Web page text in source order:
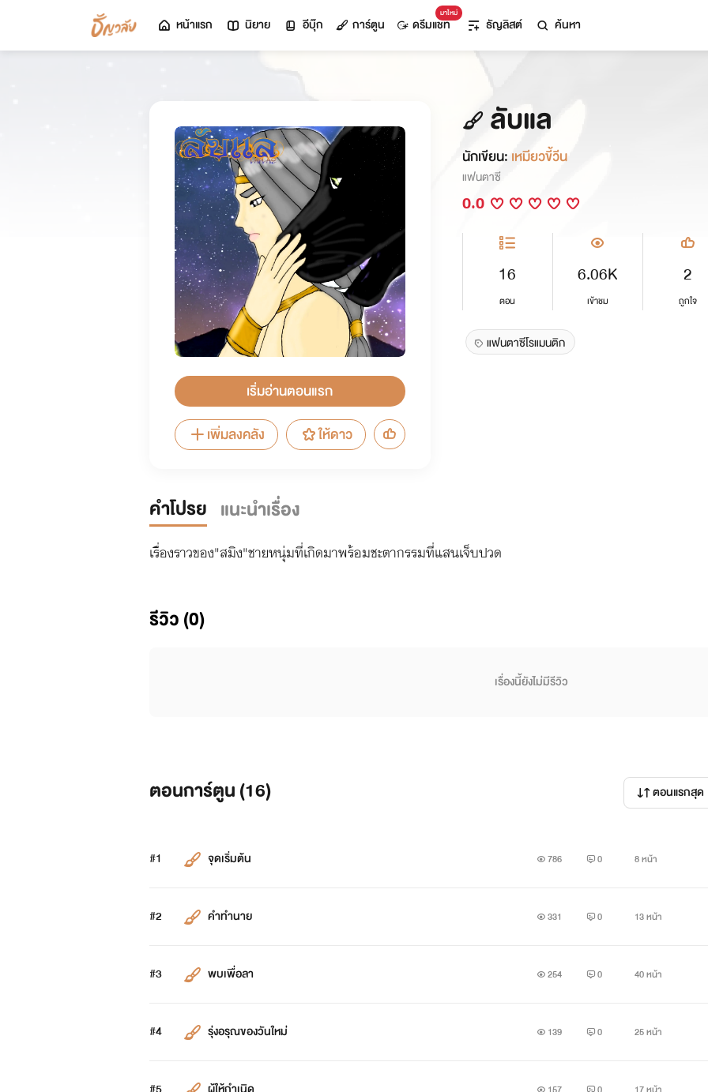
หน้าแรก นิยาย อีบุ๊ก การ์ตูน
มาใหม่
ดรีมแชท ธัญลิสต์ ค้นหา
เริ่มอ่านตอนแรก
เพิ่มลงคลัง
ให้ดาว
ลับแล
นักเขียน: เหมียวขี้วีน
แฟนตาซี
0.0
16
ตอน
6.06K
เข้าชม
2
ถูกใจ
แฟนตาซีโรแมนติก
คำโปรย แนะนำเรื่อง
เรื่องราวของ"สมิง"ชายหนุ่มที่เกิดมาพร้อมชะตากรรมที่แสนเจ็บปวด
รีวิว (0)
เรื่องนี้ยังไม่มีรีวิว
ตอนการ์ตูน (16) ตอนแรกสุด
#1 จุดเริ่มต้น 786 0 8 หน้า
#2 คำทำนาย 331 0 13 หน้า
#3 พบเพื่อลา 254 0 40 หน้า
#4 รุ่งอรุณของวันใหม่ 139 0 25 หน้า